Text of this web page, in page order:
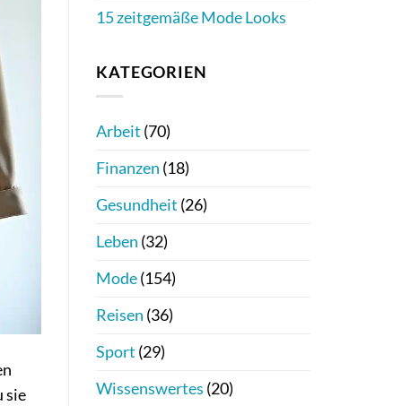
sie
15 zeitgemäße Mode Looks
KATEGORIEN
Arbeit (70)
Finanzen (18)
Gesundheit (26)
Leben (32)
Mode(154)
Reisen (36)
Sport (29)
Wissenswertes (20)